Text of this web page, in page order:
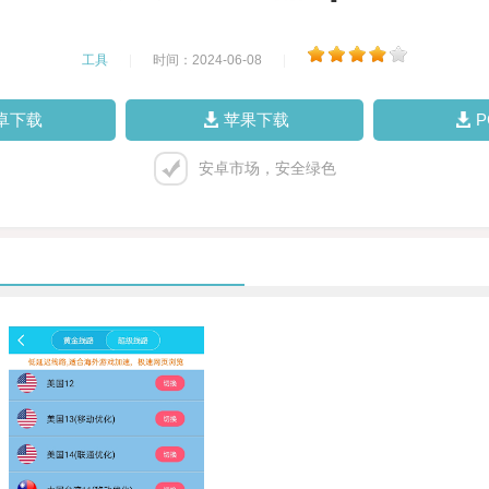
工具 时间：2024-06-08
下载 苹果下载
安卓市场，安全绿色